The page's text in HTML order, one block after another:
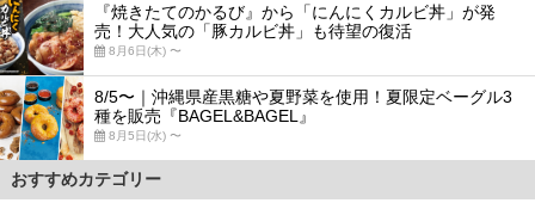
『焼きたてのかるび』から「にんにくカルビ丼」が発
売！大人気の「豚カルビ丼」も待望の復活
8月6日(木) 〜
8/5〜｜沖縄県産黒糖や夏野菜を使用！夏限定ベーグル3
種を販売『BAGEL&BAGEL』
8月5日(水) 〜
おすすめカテゴリー